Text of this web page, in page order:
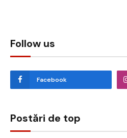
Follow us
Facebook
Postări de top